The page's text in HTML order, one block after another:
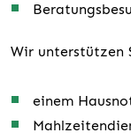
Wir unterstützen
einem